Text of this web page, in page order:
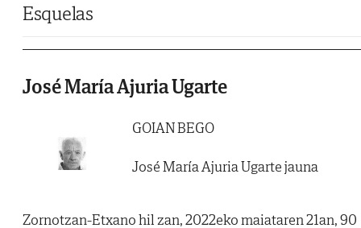
Esquelas
José María Ajuria Ugarte
GOIAN BEGO
José María Ajuria Ugarte jauna
Zornotzan-Etxano hil zan, 2022eko maiataren 21an, 90